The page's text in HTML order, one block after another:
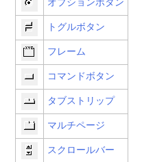
オプションボタン
トグルボタン
フレーム
コマンドボタン
タブストリップ
マルチページ
スクロールバー